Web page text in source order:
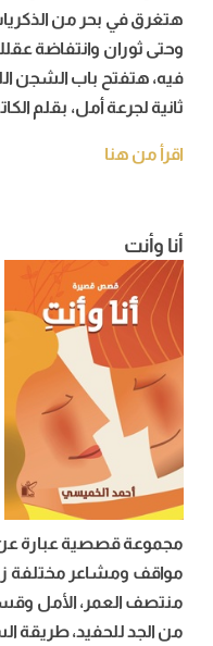
هتغرق في بحر من
وحتى ثوران وانتفاضة
فيه، هتفتح باب الشجن
ثانية لجرعة أمل، بقلم
اقرأ من هنا
أنا وأنت
مواقف ومشاعر مختلفة زي
منتصف العمر، الأمل
من الجد للحفيد، طريقة